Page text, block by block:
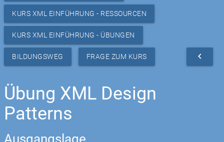
KURS XML EINFÜHRUNG - RESSOURCEN
KURS XML EINFÜHRUNG - ÜBUNGEN
BILDUNGSWEG FRAGE ZUM KURS navigate_before
Übung XML Design
Patterns